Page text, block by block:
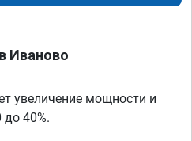
Иваново
увеличение мощности и
40%.